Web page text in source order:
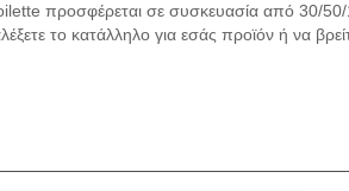
προσφέρεται σε συσκευασία από 30/50/
το κατάλληλο για εσάς προϊόν ή να